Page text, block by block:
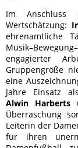
Im
Wertschätzung:
ehrenamtliche
engagierter
Gruppengröße
eine
Jahre Einsatz
Alwin Harberts
Überraschung
Leiterin der
für ihren